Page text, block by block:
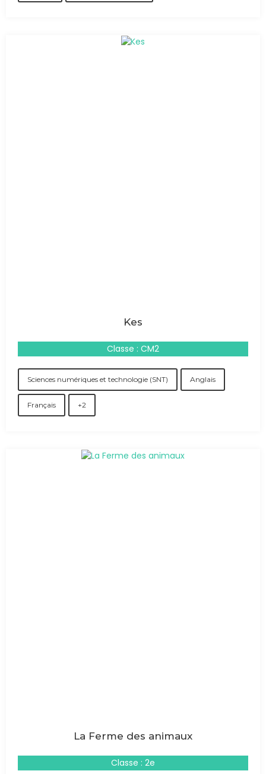
Kes
Classe : CM2
Sciences numériques et technologie (SNT) Anglais
Français +2
La Ferme des animaux
Classe : 2e